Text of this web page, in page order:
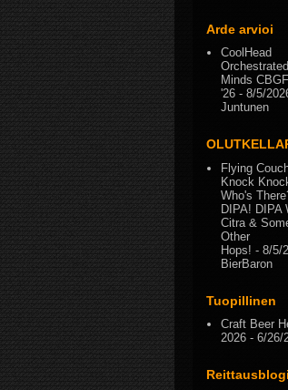
Arde arvioi
CoolHead
Orchestrated
Minds
'26 - 8/5/
Juntunen
Flying
Knock
Who's
DIPA! DIPA
Citra &
Other
Hops! - 8/5/
BierBaron
Tuopillinen
Craft Beer
2026 - 6/26/
Reittausblogi